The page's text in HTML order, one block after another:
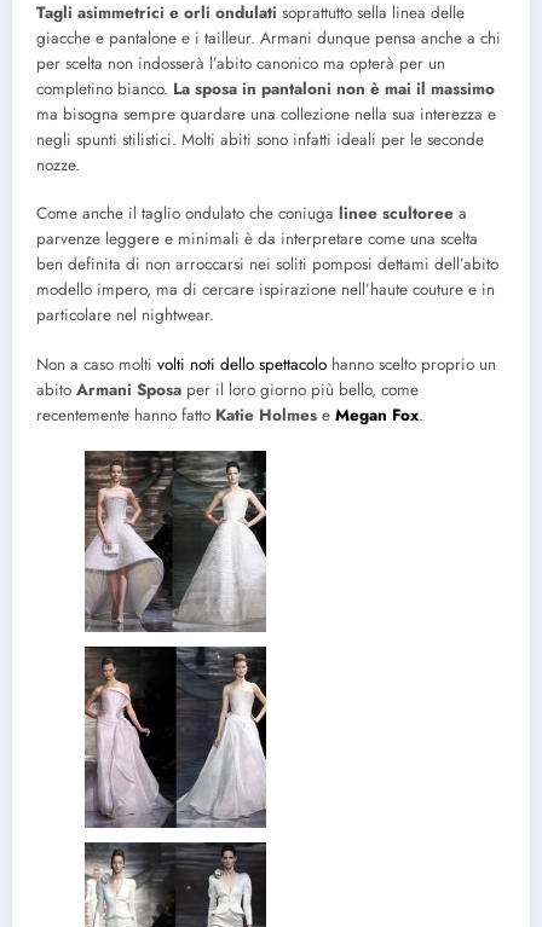
Tagli asimmetrici e orli ondulati soprattutto sella linea delle
giacche e pantalone e i tailleur. Armani dunque pensa anche a chi
per scelta non indosserà l’abito canonico ma opterà per un
completino bianco. La sposa in pantaloni non è mai il massimo
ma bisogna sempre quardare una collezione nella sua interezza e
negli spunti stilistici. Molti abiti sono infatti ideali per le seconde
nozze.
Come anche il taglio ondulato che coniuga linee scultoree a
parvenze leggere e minimali è da interpretare come una scelta
ben definita di non arroccarsi nei soliti pomposi dettami dell’abito
modello impero, ma di cercare ispirazione nell’haute couture e in
particolare nel nightwear.
Non a caso molti volti noti dello spettacolo hanno scelto proprio un
abito Armani Sposa per il loro giorno più bello, come
recentemente hanno fatto Katie Holmes e Megan Fox.